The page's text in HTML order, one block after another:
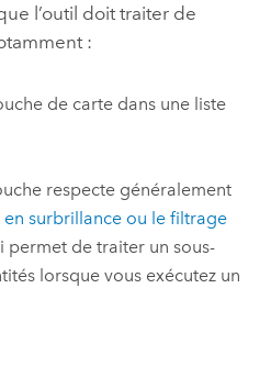
l’outil doit traiter de
:
de carte dans une liste
respecte généralement
en surbrillance ou le filtrage
permet de traiter un sous-
lorsque vous exécutez un